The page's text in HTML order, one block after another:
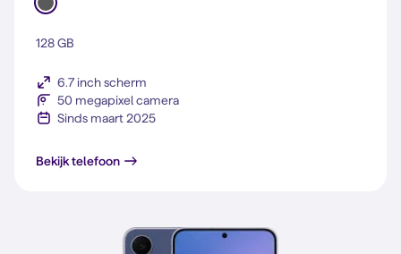
128 GB
6.7 inch scherm
50 megapixel camera
Sinds maart 2025
Bekijk telefoonGalaxy A56 5G